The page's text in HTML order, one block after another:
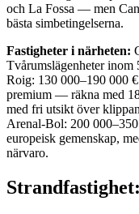
och La Fossa — men
bästa simbetingelserna.
Fastigheter i närheten:
Tvårumslägenheter inom
Roig: 130 000–190 000
premium — räkna med
med fri utsikt över
Arenal-Bol: 200
europeisk gemenskap,
närvaro.